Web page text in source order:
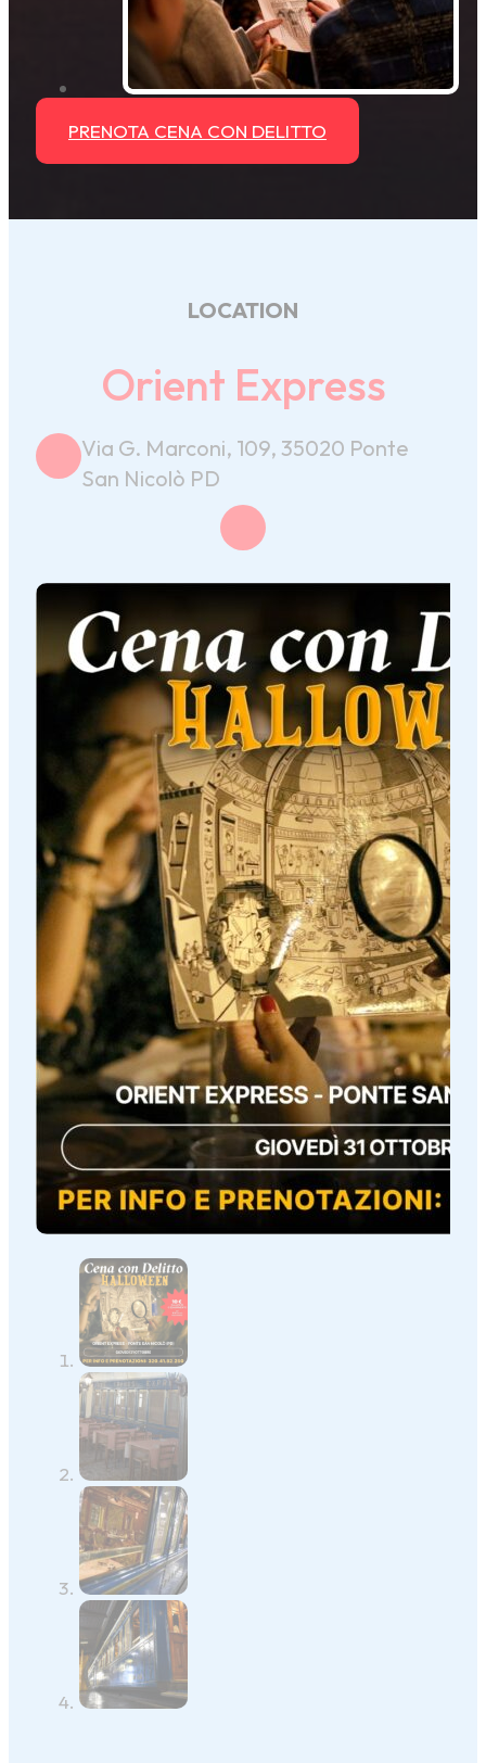
PRENOTA CENA CON DELITTO
LOCATION
Orient Express
Via G. Marconi, 109, 35020 Ponte
San Nicolò PD